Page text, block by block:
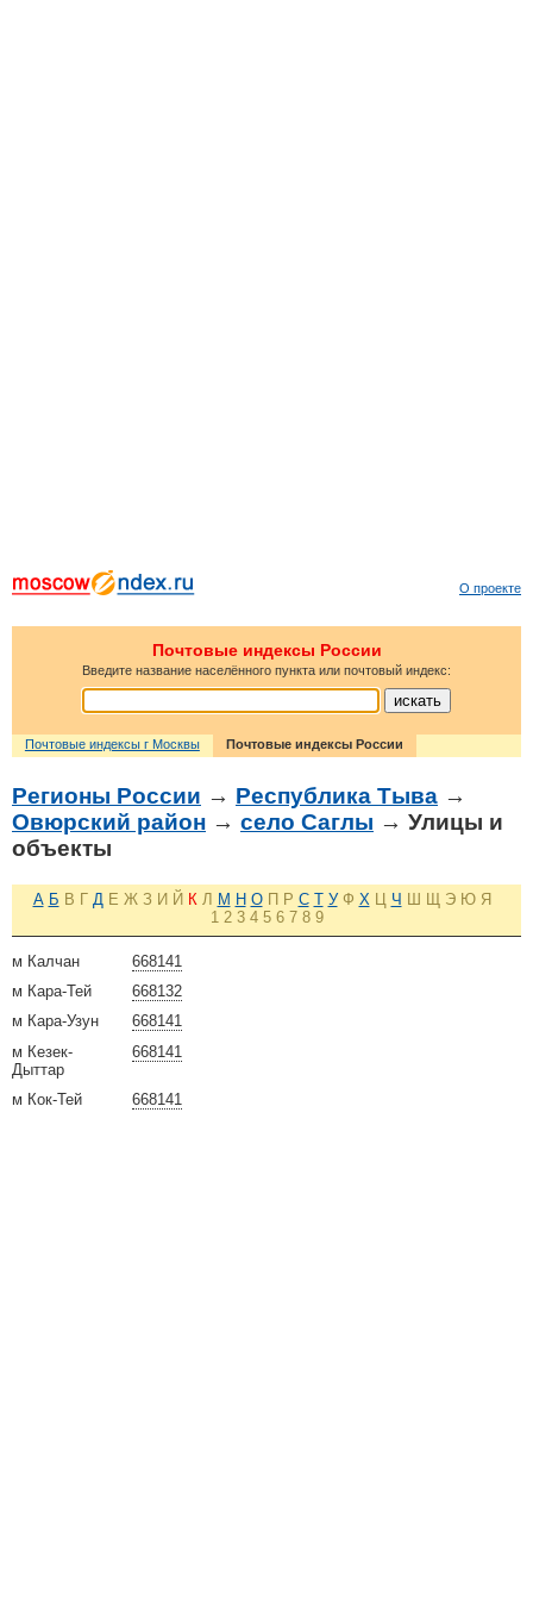
О проекте
Почтовые индексы России
Введите название населённого пункта или почтовый индекс:
Почтовые индексы г Москвы Почтовые индексы России
Регионы России → Республика Тыва →
Овюрский район → село Саглы → Улицы и
объекты
А Б В Г Д Е Ж З И Й К Л М Н О П Р С Т У Ф Х Ц Ч Ш Щ Э Ю Я
1 2 3 4 5 6 7 8 9
668141
м Калчан
668132
м Кара-Тей
668141
м Кара-Узун
668141
м Кезек-
Дыттар
668141
м Кок-Тей